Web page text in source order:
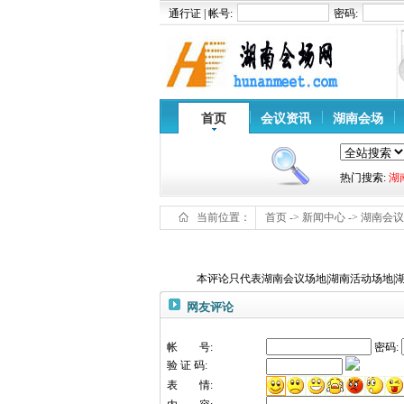
通行证 | 帐号: 密码:
首页 会议资讯 湖南会场
热门搜索: 湖
当前位置： 首页 -> 新闻中心 -> 湖南会
本评论只代表湖南会议场地|湖南活动场地|
网友评论
帐 号: 密码:
验 证 码:
表 情: